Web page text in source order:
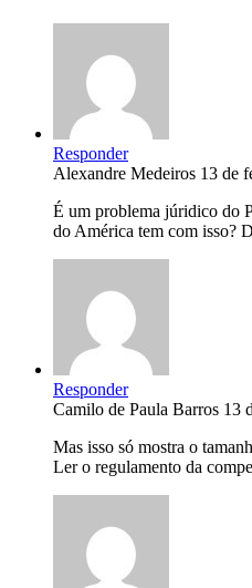
Responder
Alexandre Medeiros 13 de
É um problema júridico do
do América tem com isso?
Responder
Camilo de Paula Barros 13
Mas isso só mostra o
Ler o regulamento da